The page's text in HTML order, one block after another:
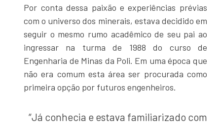
Por conta dessa paixão e experiências prévias
com o universo dos minerais, estava decidido em
seguir o mesmo rumo acadêmico de seu pai ao
ingressar na turma de 1988 do curso de
Engenharia de Minas da Poli. Em uma época que
não era comum esta área ser procurada como
primeira opção por futuros engenheiros.
“Já conhecia e estava familiarizado com